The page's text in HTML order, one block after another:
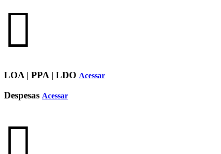
LOA | PPA | LDO Acessar
Despesas Acessar